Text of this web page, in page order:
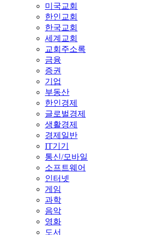
미국교회
한인교회
한국교회
세계교회
교회주소록
금융
증권
기업
부동산
한인경제
글로벌경제
생활경제
경제일반
IT기기
통신/모바일
소프트웨어
인터넷
게임
과학
음악
영화
도서